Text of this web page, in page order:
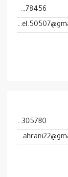
0535678456
aligebrel.50507@gmail.com
0563305780
H.bahrani22@gmail.com